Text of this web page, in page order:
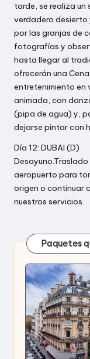
tarde, se realiza
verdadero desierto
por las granjas de
fotografías y
hasta llegar al
ofrecerán una
entretenimiento en
animada, con
(pipa de agua) y,
dejarse pintar con
Día 12: DUBAI (D)
aeropuerto para
origen o continuar
nuestros servicios.
Paquetes
Publicada